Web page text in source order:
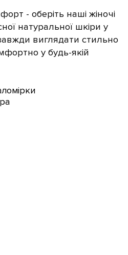
- оберіть наші жіночі
натуральної шкіри у
виглядати стильно
у будь-якій